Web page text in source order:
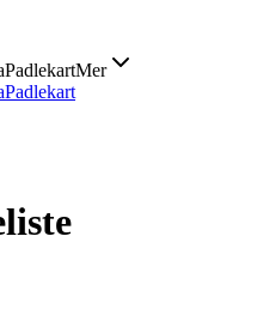
PadlekartMer
Padlekart